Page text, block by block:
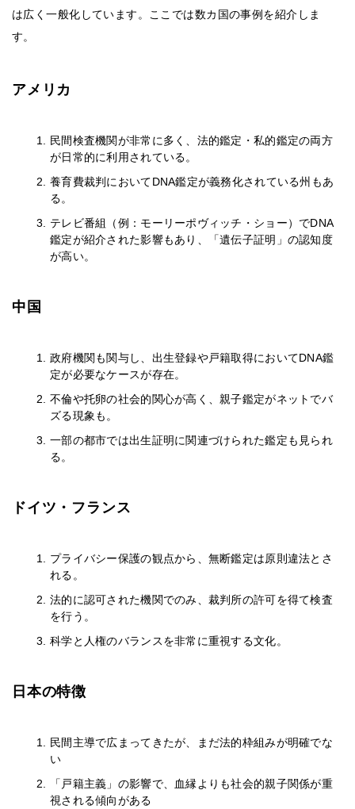
は広く一般化しています。ここでは数カ国の事例を紹介しま
す。
アメリカ
民間検査機関が非常に多く、法的鑑定・私的鑑定の両方
が日常的に利用されている。
養育費裁判においてDNA鑑定が義務化されている州もあ
る。
テレビ番組（例：モーリーポヴィッチ・ショー）でDNA
鑑定が紹介された影響もあり、「遺伝子証明」の認知度
が高い。
中国
政府機関も関与し、出生登録や戸籍取得においてDNA鑑
定が必要なケースが存在。
不倫や托卵の社会的関心が高く、親子鑑定がネットでバ
ズる現象も。
一部の都市では出生証明に関連づけられた鑑定も見られ
る。
ドイツ・フランス
プライバシー保護の観点から、無断鑑定は原則違法とさ
れる。
法的に認可された機関でのみ、裁判所の許可を得て検査
を行う。
科学と人権のバランスを非常に重視する文化。
日本の特徴
民間主導で広まってきたが、まだ法的枠組みが明確でな
い
「戸籍主義」の影響で、血縁よりも社会的親子関係が重
視される傾向がある